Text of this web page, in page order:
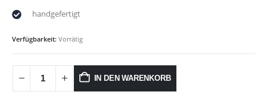
handgefertigt
Verfügbarkeit: Vorrätig
IN DEN WARENKORB